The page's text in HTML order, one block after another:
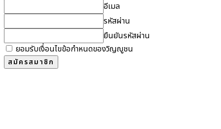
อีเมล
รหัสผ่าน
ยืนยันรหัสผ่าน
ยอมรับเงื่อนไขข้อกำหนดของวิญญูชน